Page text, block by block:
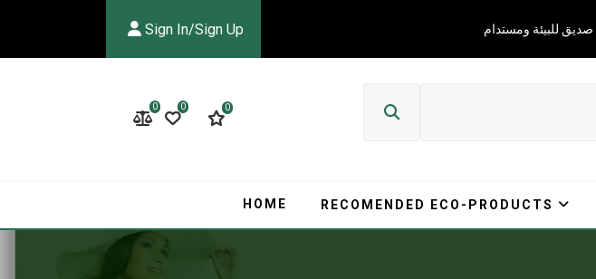
صديق للبيئة ومستدام Sign In/Sign Up
0
0
0
HOME RECOMENDED ECO-PRODUCTS